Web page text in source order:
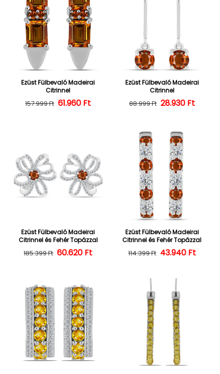
Ezüst Fülbevaló Madeirai
Citrinnel
Normál ár
157.999 Ft Kedvezményes ár
61.960 Ft
Ezüst Fülbevaló Madeirai
Citrinnel
Normál ár
88.999 Ft 28.930 Ft
Ezüst Fülbevaló Madeirai
Citrinnel és Fehér Topázzal
Normál ár
185.399 Ft Kedvezményes ár
60.620 Ft
Ezüst Fülbevaló Madeirai
Citrinnel és Fehér Topázzal
Normál ár
114.399 Ft 43.940 Ft